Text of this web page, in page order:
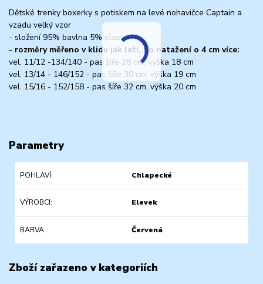
Dětské trenky boxerky s potiskem na levé nohavičce Captain a
vzadu velký vzor
- složení 95% bavlna 5% elasten
- rozměry měřeno v klidu jak leží, po natažení o 4 cm více:
vel. 11/12 -134/140 - pas šíře 28 cm, výška 18 cm
vel. 13/14 - 146/152 - pas šíře 30 cm, výška 19 cm
vel. 15/16 - 152/158 - pas šíře 32 cm, výška 20 cm
Parametry
POHLAVÍ Chlapecké
VÝROBCI Elevek
BARVA Červená
Zboží zařazeno v kategoriích